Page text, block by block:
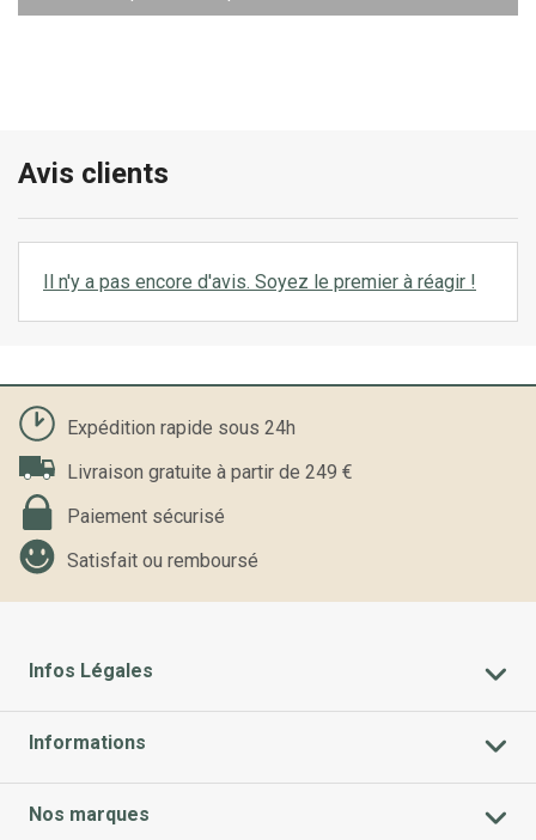
Avis clients
Il n'y a pas encore d'avis. Soyez le premier à réagir !
Expédition rapide sous 24h
Livraison gratuite à partir de 249 €
Paiement sécurisé
Satisfait ou remboursé
Infos Légales
Informations
Nos marques